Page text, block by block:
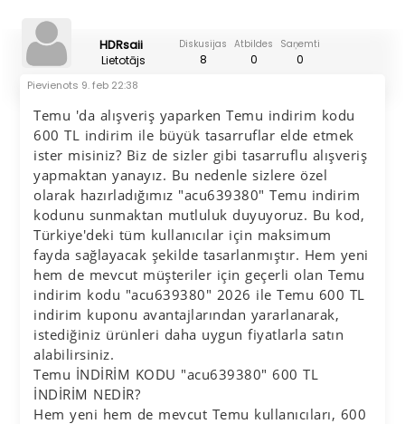
HDRsaii
Lietotājs
Diskusijas
8
Atbildes
0
Saņemti
0
Pievienots 9. feb 22:38
Temu 'da alışveriş yaparken Temu indirim kodu
600 TL indirim ile büyük tasarruflar elde etmek
ister misiniz? Biz de sizler gibi tasarruflu alışveriş
yapmaktan yanayız. Bu nedenle sizlere özel
olarak hazırladığımız "acu639380" Temu indirim
kodunu sunmaktan mutluluk duyuyoruz. Bu kod,
Türkiye'deki tüm kullanıcılar için maksimum
fayda sağlayacak şekilde tasarlanmıştır. Hem yeni
hem de mevcut müşteriler için geçerli olan Temu
indirim kodu "acu639380" 2026 ile Temu 600 TL
indirim kuponu avantajlarından yararlanarak,
istediğiniz ürünleri daha uygun fiyatlarla satın
alabilirsiniz.
Temu İNDİRİM KODU "acu639380" 600 TL
İNDİRİM NEDİR?
Hem yeni hem de mevcut Temu kullanıcıları, 600